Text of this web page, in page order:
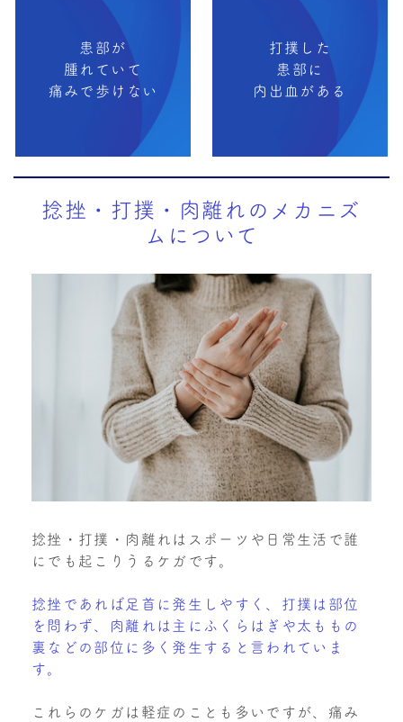
患部が
腫れていて
痛みで歩けない
打撲した
患部に
内出血がある
捻挫・打撲・肉離れのメカニズ
ムについて
捻挫・打撲・肉離れはスポーツや日常生活で誰
にでも起こりうるケガです。
捻挫であれば足首に発生しやすく、打撲は部位
を問わず、肉離れは主にふくらはぎや太ももの
裏などの部位に多く発生すると言われていま
す。
これらのケガは軽症のことも多いですが、痛み